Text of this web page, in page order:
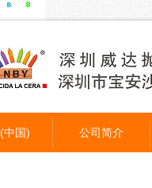
中国) 公司简介